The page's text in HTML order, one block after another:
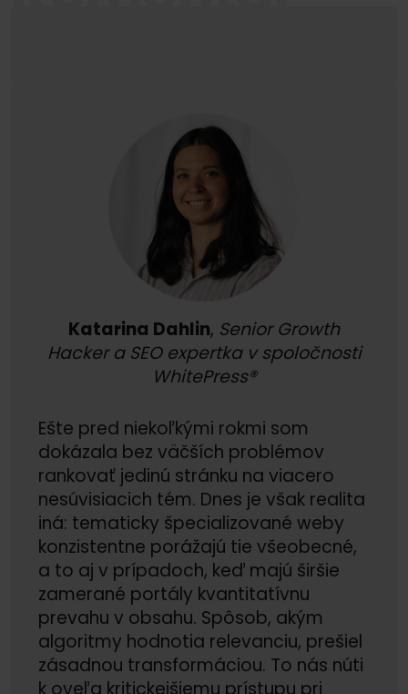
Katarina Dahlin, Senior Growth
Hacker a SEO expertka v spoločnosti
WhitePress®
Ešte pred niekoľkými rokmi som
dokázala bez väčších problémov
rankovať jedinú stránku na viacero
nesúvisiacich tém. Dnes je však realita
iná: tematicky špecializované weby
konzistentne porážajú tie všeobecné,
a to aj v prípadoch, keď majú širšie
zamerané portály kvantitatívnu
prevahu v obsahu. Spôsob, akým
algoritmy hodnotia relevanciu, prešiel
zásadnou transformáciou. To nás núti
k oveľa kritickejšiemu prístupu pri